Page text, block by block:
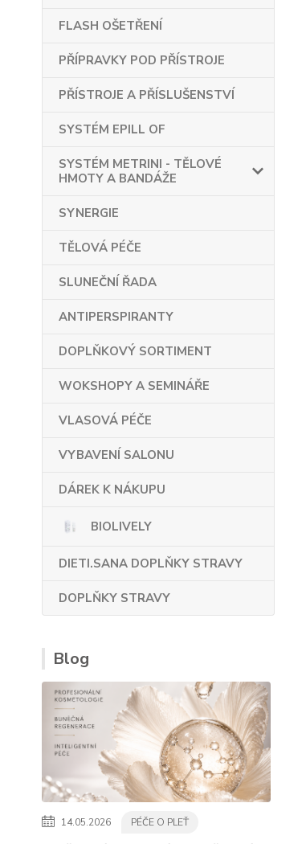
FLASH OŠETŘENÍ
PŘÍPRAVKY POD PŘÍSTROJE
PŘÍSTROJE A PŘÍSLUŠENSTVÍ
SYSTÉM EPILL OF
SYSTÉM METRINI - TĚLOVÉ
HMOTY A BANDÁŽE
SYNERGIE
TĚLOVÁ PÉČE
SLUNEČNÍ ŘADA
ANTIPERSPIRANTY
DOPLŇKOVÝ SORTIMENT
WOKSHOPY A SEMINÁŘE
VLASOVÁ PÉČE
VYBAVENÍ SALONU
DÁREK K NÁKUPU
BIOLIVELY
DIETI.SANA DOPLŇKY STRAVY
DOPLŇKY STRAVY
Blog
14.05.2026 PÉČE O PLEŤ